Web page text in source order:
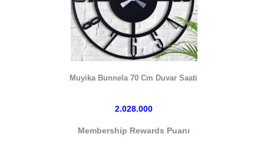
Muyika Bunnela 70 Cm Duvar Saati
2.028.000
Membership Rewards Puanı